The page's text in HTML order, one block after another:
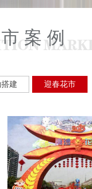
案例
建 迎春花市